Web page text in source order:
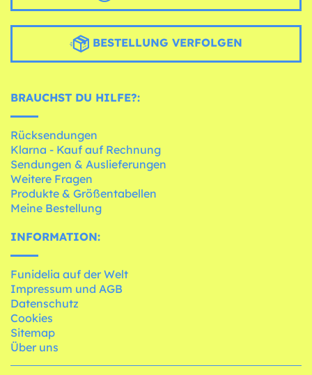
BESTELLUNG VERFOLGEN
BRAUCHST DU HILFE?:
Rücksendungen
Klarna - Kauf auf Rechnung
Sendungen & Auslieferungen
Weitere Fragen
Produkte & Größentabellen
Meine Bestellung
INFORMATION:
Funidelia auf der Welt
Impressum und AGB
Datenschutz
Cookies
Sitemap
Über uns